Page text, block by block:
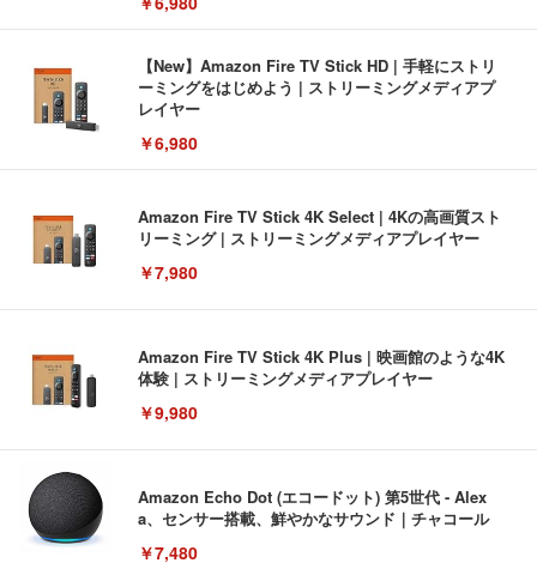
【New】Amazon Fire TV Stick HD | 手軽にストリ
ーミングをはじめよう | ストリーミングメディアプ
レイヤー
￥6,980
Amazon Fire TV Stick 4K Select | 4Kの高画質スト
リーミング | ストリーミングメディアプレイヤー
￥7,980
Amazon Fire TV Stick 4K Plus | 映画館のような4K
体験 | ストリーミングメディアプレイヤー
￥9,980
Amazon Echo Dot (エコードット) 第5世代 - Alex
a、センサー搭載、鮮やかなサウンド｜チャコール
￥7,480